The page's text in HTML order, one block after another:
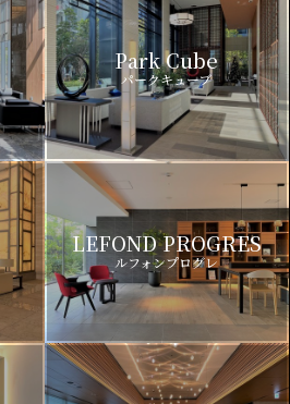
Park Cube
パークキューブ
LEFOND PROGRES
ルフォンプログレ